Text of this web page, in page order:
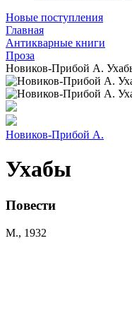
Новые поступления
Главная
Антикварные книги
Проза
Новиков-Прибой А.
Новиков-Прибой А.
Ухабы
Повести
М., 1932